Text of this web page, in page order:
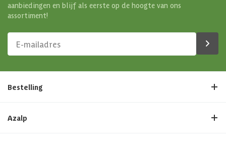
aanbiedingen en blijf als eerste op de hoogte van ons
assortiment!
Bestelling
Azalp